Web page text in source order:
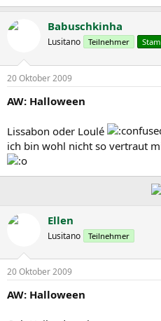
Babuschkinha
Lusitano Teilnehmer
20 Oktober 2009
AW: Halloween
Lissabon oder Loulé
ich bin wohl nicht so vertraut
Ellen
Lusitano Teilnehmer
20 Oktober 2009
AW: Halloween